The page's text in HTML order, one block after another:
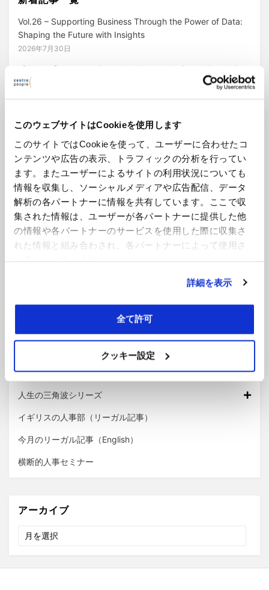
このウェブサイトはCookieを使用します
このサイトではCookieを使って、ユーザーに合わせたコ
ンテンツや広告の表示、トラフィックの分析を行ってい
ます。またユーザーによるサイトの利用状況についても
情報を収集し、ソーシャルメディアや広告配信、データ
解析の各パートナーに情報を共有しています。ここで収
集された情報は、ユーザーが各パートナーに提供した他
の情報や各パートナーのサービスを使用した際に収集さ
れた情報と組み合わされ、各パートナーによって使用さ
詳細を表示
全て許可
クッキー設定
Vol.26 – Supporting Business Through the Power of Data:
Shaping the Future with Insights
2026年7月30日
【第26回】データの力で組織を支える－数字から描く会社の
未来
2026年7月23日
Jul 2026 – 熱波（ヒートウェーブ）への対応がもたらす法的
影響
2026年7月14日
Jul 2026 – The legal implications of dealing with heatwaves
2026年7月14日
人事オンライン勉強会
注目度の高い おすすめの記事
あっと驚く事件簿
人生の三角波シリーズ
イギリスの人事部（リーガル記事）
今月のリーガル記事（English）
横断的人事セミナー
アーカイブ
イ